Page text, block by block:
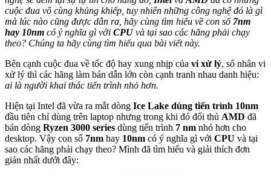
cuộc đua vô cùng khủng khiếp, tuy nhiên những công nghệ đó là gì
mà lúc nào cũng được dẫn ra, hãy cùng tìm hiểu về con số 7nm
hay 10nm có ý nghĩa gì với CPUvà tại sao các hãng phải chạy
theo? Chúng ta hãy cùng tìm hiểu qua bài viết này.
Bên cạnh cuộc đua về tốc độ hay xung nhịp của vi xử lý, số nhân vi
xử lý thì các hãng làm bán dẫn lớn còn cạnh tranh nhau danh hiệu:
ai là người khai thác tiến trình nhỏ hơn.
Hiện tại Intel đã vừa ra mắt dòng Ice Lake dùng tiến trình 10nm
đầu tiên chỉ dùng trên laptop nhưng trong khi đó đối thủ AMD đã
bán dòng Ryzen 3000 series dùng tiến trình 7 nm nhỏ hơn cho
desktop. Vậy con số 7nm hay 10nm có ý nghĩa gì với CPU và tại
sao các hãng phải chạy theo? Mình đã tìm hiểu và giải thích đơn
giản nhất dưới đây: